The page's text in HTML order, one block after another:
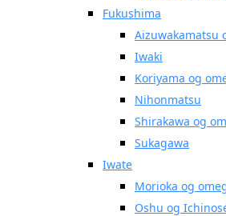
Fukushima
Aizuwakamatsu
Iwaki
Koriyama og
Nihonmatsu
Shirakawa og
Sukagawa
Iwate
Morioka og
Oshu og